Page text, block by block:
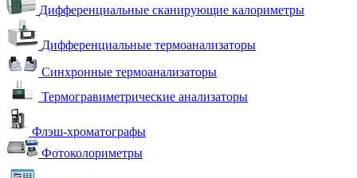
Дифференциальные сканирующие калориметры
Дифференциальные термоанализаторы
Синхронные термоанализаторы
Термогравиметрические анализаторы
Флэш-хроматографы
Фотоколориметры